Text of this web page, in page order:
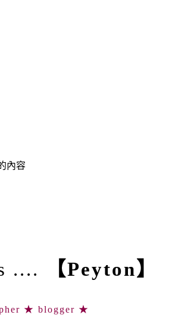
內容
.... 【Peyton】
★ blogger ★